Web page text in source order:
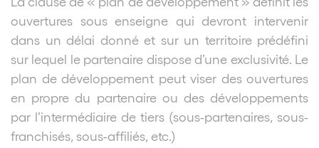
ouvertures sous enseigne qui devront intervenir
dans un délai donné et sur un territoire prédéfini
sur lequel le partenaire dispose d’une exclusivité. Le
plan de développement peut viser des ouvertures
en propre du partenaire ou des développements
par l’intermédiaire de tiers (sous-partenaires, sous-
franchisés, sous-affiliés, etc.)